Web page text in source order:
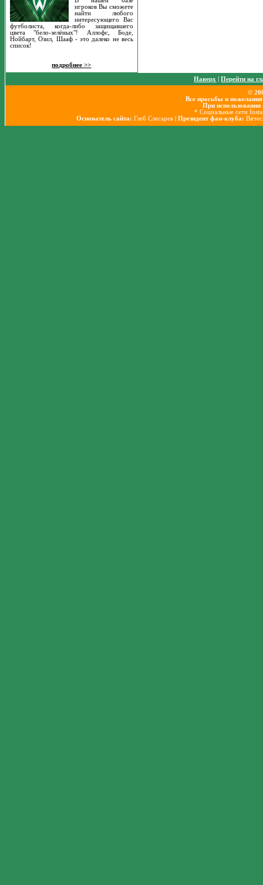
игроков Вы сможете
найти любого
интересующего Вас
футболиста, когда-либо защищавшего
цвета "бело-зелёных"! Аллофс, Боде,
Нойбарт, Озил, Шааф - это далеко не весь
список!
подробнее >>
Наверх |Перейти на
©
Все просьбы и
При использовании
* Социальные сети
Основатель сайта: Глеб Слесарев | Президент фан-клуба: